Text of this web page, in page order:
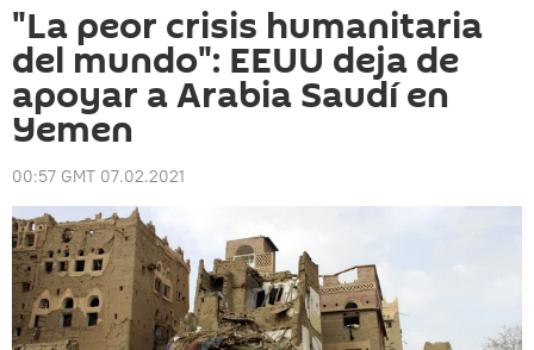
"La peor crisis humanitaria
del mundo": EEUU deja de
apoyar a Arabia Saudí en
Yemen
00:57 GMT 07.02.2021